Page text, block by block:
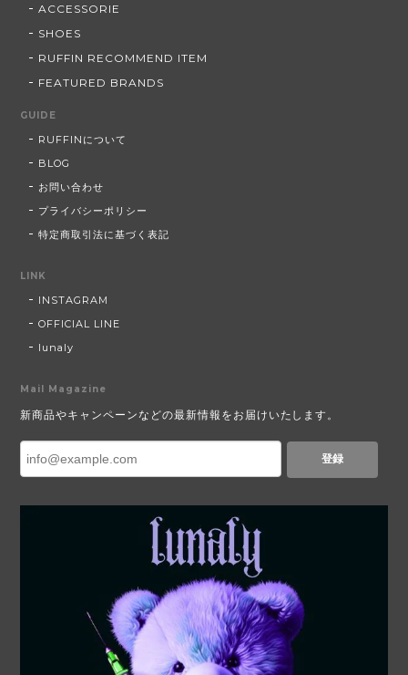
ACCESSORIE
SHOES
RUFFIN RECOMMEND ITEM
FEATURED BRANDS
GUIDE
RUFFINについて
BLOG
お問い合わせ
プライバシーポリシー
特定商取引法に基づく表記
LINK
INSTAGRAM
OFFICIAL LINE
lunaly
Mail Magazine
新商品やキャンペーンなどの最新情報をお届けいたします。
登録